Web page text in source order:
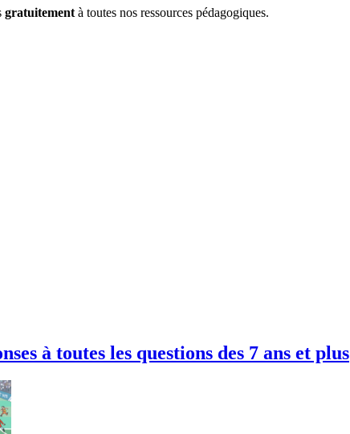
gratuitement à toutes nos ressources pédagogiques.
à toutes les questions des 7 ans et plus